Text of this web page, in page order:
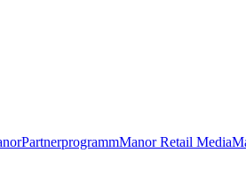
PartnerprogrammManor Retail Media